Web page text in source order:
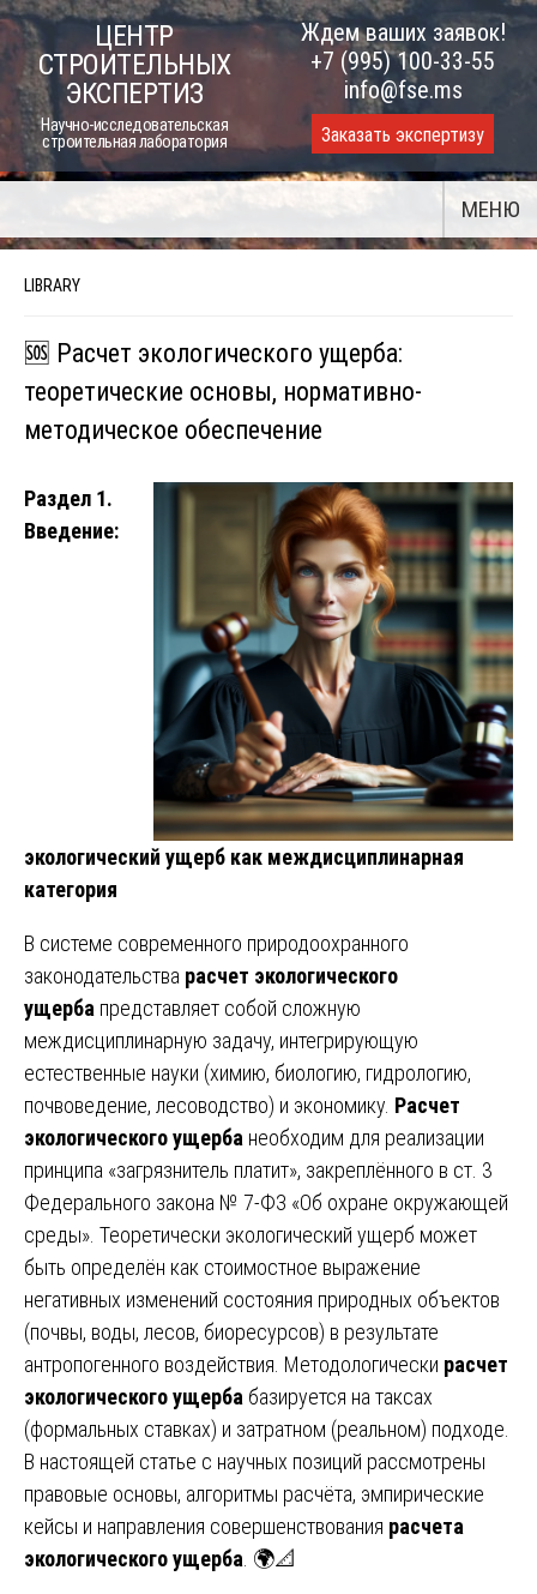
Skip
to
content
ЦЕНТР
СТРОИТЕЛЬНЫХ
ЭКСПЕРТИЗ
Научно-исследовательская
строительная лаборатория
Ждем ваших заявок!
+7 (995) 100-33-55
info@fse.ms
Заказать экспертизу
МЕНЮ
LIBRARY
🆘 Расчет экологического ущерба:
теоретические основы, нормативно-
методическое обеспечение
Раздел 1.
Введение:
экологический ущерб как междисциплинарная
категория
В системе современного природоохранного
законодательства расчет экологического
ущерба представляет собой сложную
междисциплинарную задачу, интегрирующую
естественные науки (химию, биологию, гидрологию,
почвоведение, лесоводство) и экономику. Расчет
экологического ущерба необходим для реализации
принципа «загрязнитель платит», закреплённого в ст. 3
Федерального закона № 7-ФЗ «Об охране окружающей
среды». Теоретически экологический ущерб может
быть определён как стоимостное выражение
негативных изменений состояния природных объектов
(почвы, воды, лесов, биоресурсов) в результате
антропогенного воздействия. Методологически расчет
экологического ущерба базируется на таксах
(формальных ставках) и затратном (реальном) подходе.
В настоящей статье с научных позиций рассмотрены
правовые основы, алгоритмы расчёта, эмпирические
кейсы и направления совершенствования расчета
экологического ущерба . 🌍📐